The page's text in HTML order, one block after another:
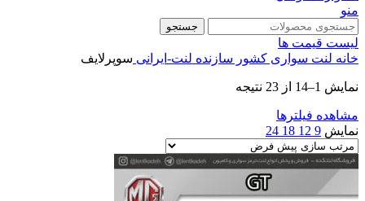
منو
جستجو
لیست قیمت ها
خانه لنت سواری کشور سازنده لنت-ایرانی سوپرلایف
نمایش 1–14 از 23 نتیجه
مشاهده فیلترها
نمایش 9
12
18
24